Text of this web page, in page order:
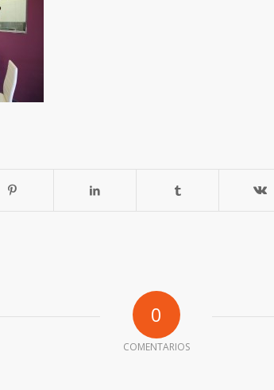
0
COMENTARIOS